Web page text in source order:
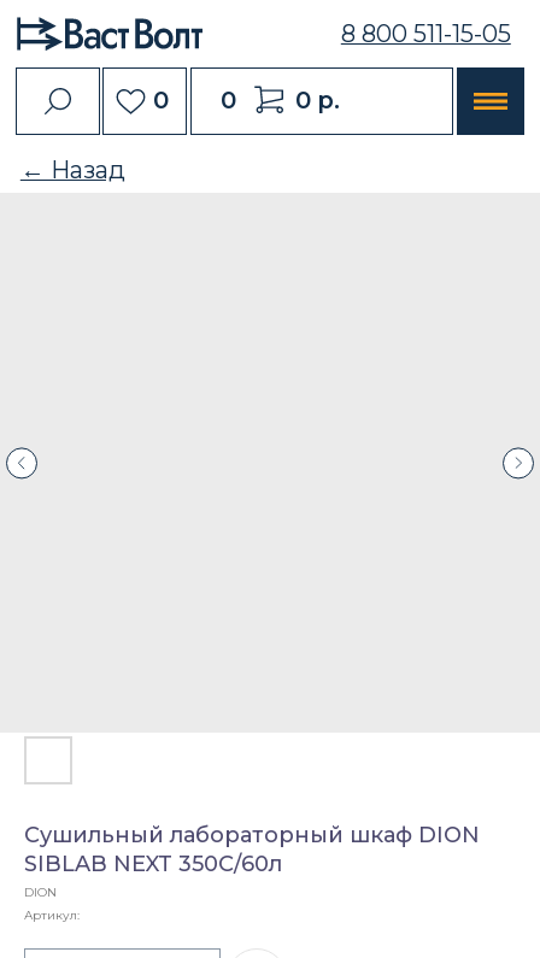
0
8 800 511-15-05
0 р.
0
← Назад
Сушильный лабораторный шкаф DION
SIBLAB NEXT 350C/60л
DION
Артикул: